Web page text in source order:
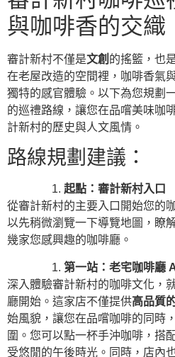
與咖啡香的交織
審計新村不僅是文創 的搖籃，也
在老屋改造的空間裡，咖啡香氣
獨特的感官體驗。以下為您規劃
的巡禮路線，讓您在品嚐美味咖
計新村的歷史與人文風情。
路線規劃建議：
起點：審計新村入口
從審計新村的主要入口開始您的
以先稍微瀏覽一下導覽地圖，瞭
幾家您感興趣的咖啡廳。
第一站：老宅咖啡廳
深入體驗審計新村的咖啡文化，
廳開始。這家店不僅提供高品質
始風貌，讓您在品嚐咖啡的同時
圍。您可以點一杯手沖咖啡，搭
受悠閒的午後時光。同時，店內